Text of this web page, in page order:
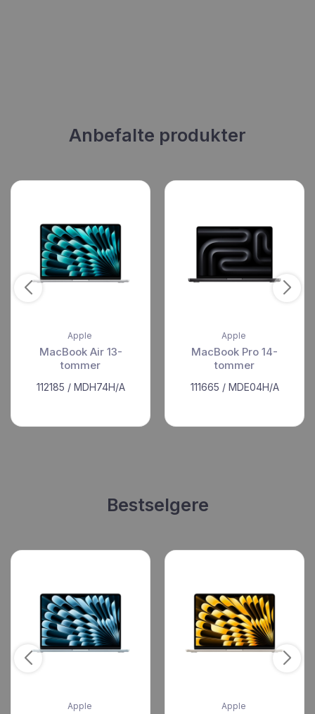
Anbefalte produkter
Apple
MacBook Air 13-
tommer
112185 / MDH74H/A
Apple
MacBook Pro 14-
tommer
111665 / MDE04H/A
Bestselgere
Apple Apple